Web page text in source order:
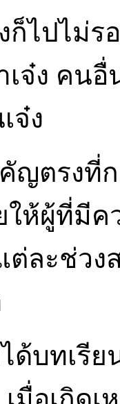
ก็ไปไม่ร
เจ๋ง คน
จ๋ง
ญตรงที่
ให้ผู้ที่มี
ต่ละช่ว
ด้บทเรี